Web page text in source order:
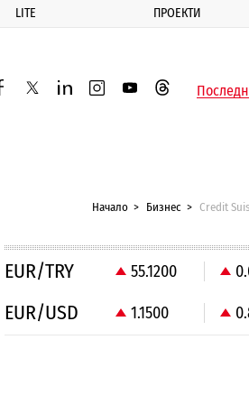
LITE ПРОЕКТИ
twitterlinkedininstagram
youtubethreads
Начало Бизнес
EUR/TRY 55.1200
EUR/USD 1.1500